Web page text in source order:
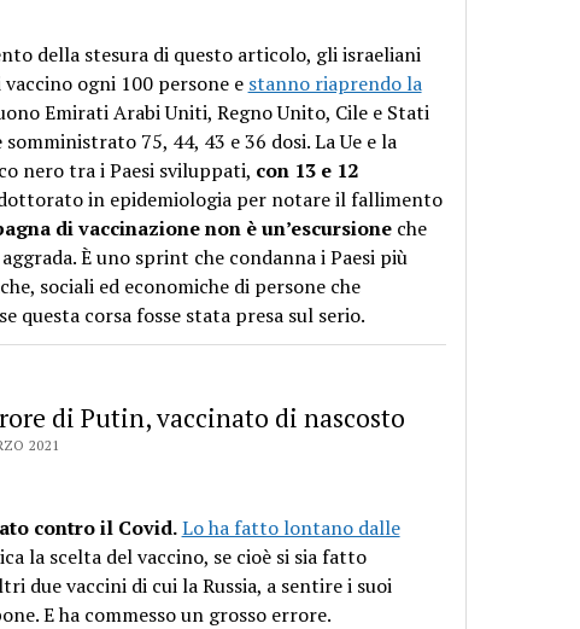
della stesura di questo articolo, gli israeliani
ogni 100 persone e stanno riaprendo la
Emirati Arabi Uniti, Regno Unito, Cile e Stati
75, 44, 43 e 36 dosi. La Ue e la
nero tra i Paesi sviluppati, con 13 e 12
in epidemiologia per notare il fallimento
di vaccinazione non è un’escursioneche
È uno sprint che condanna i Paesi più
sociali ed economiche di persone che
questa corsa fosse stata presa sul serio.
di Putin, vaccinato di nascosto
2021
contro il Covid. Lo ha fatto lontano dalle
la scelta del vaccino, se cioè si sia fatto
due vaccini di cui la Russia, a sentire i suoi
E ha commesso un grosso errore.